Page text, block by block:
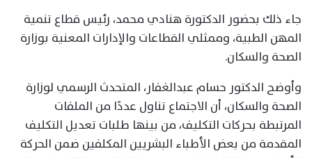
جاء ذلك بحضور الدكتورة هنادي محمد، رئيس قطاع تنمية
المهن الطبية، وممثلي القطاعات والإدارات المعنية بوزارة
الصحة والسكان.
وأوضح الدكتور حسام عبدالغفار، المتحدث الرسمي لوزارة
الصحة والسكان، أن الاجتماع تناول عددًا من الملفات
المرتبطة بحركات التكليف، من بينها طلبات تعديل التكليف
المقدمة من بعض الأطباء البشريين المكلفين ضمن الحركة